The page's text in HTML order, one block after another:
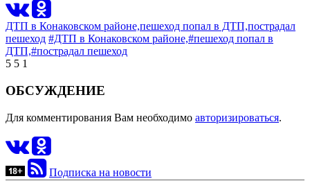
ДТП в Конаковском районе,пешеход попал в ДТП,пострадал
пешеход #ДТП в Конаковском районе,#пешеход попал в
ДТП,#пострадал пешеход
5 5 1
ОБСУЖДЕНИЕ
Для комментирования Вам необходимо авторизироваться.
Подписка на новости